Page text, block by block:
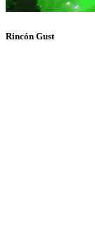
Rincón Gust